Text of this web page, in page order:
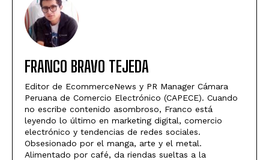
FRANCO BRAVO TEJEDA
Editor de EcommerceNews y PR Manager Cámara
Peruana de Comercio Electrónico (CAPECE). Cuando
no escribe contenido asombroso, Franco está
leyendo lo último en marketing digital, comercio
electrónico y tendencias de redes sociales.
Obsesionado por el manga, arte y el metal.
Alimentado por café, da riendas sueltas a la